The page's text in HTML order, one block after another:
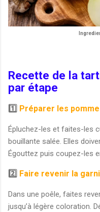
Recette de la
par étape
1️⃣ Préparer les
Épluchez-les et faites-les
bouillante salée. Elles
Égouttez puis coupez-les
2️⃣ Faire revenir la
Dans une poêle, faites
jusqu’à légère coloration.